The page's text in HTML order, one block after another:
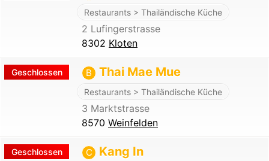
Restaurants > Thailändische Küche
2 Lufingerstrasse
8302 Kloten
Geschlossen B Thai Mae Mue
Restaurants > Thailändische Küche
3 Marktstrasse
8570 Weinfelden
Geschlossen C Kang In